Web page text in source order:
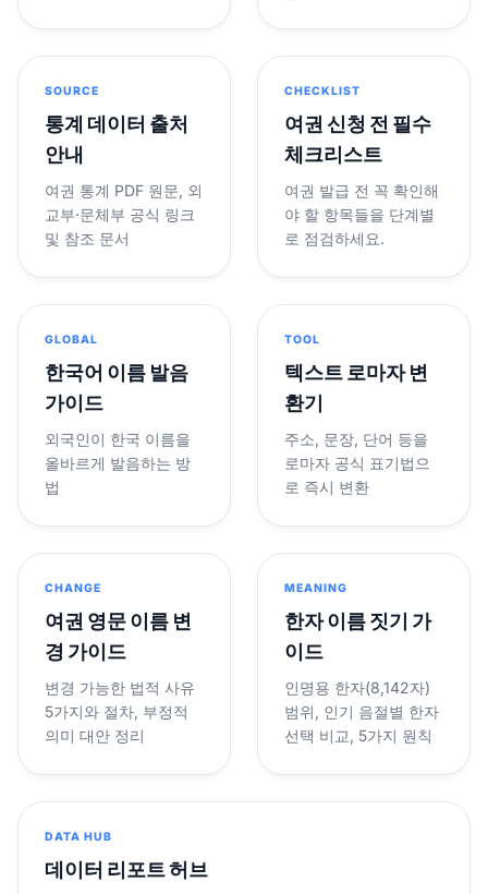
SOURCE
통계 데이터 출처
안내
여권 통계 PDF 원문, 외
교부·문체부 공식 링크
및 참조 문서
CHECKLIST
여권 신청 전 필수
체크리스트
여권 발급 전 꼭 확인해
야 할 항목들을 단계별
로 점검하세요.
GLOBAL
한국어 이름 발음
가이드
외국인이 한국 이름을
올바르게 발음하는 방
법
TOOL
텍스트 로마자 변
환기
주소, 문장, 단어 등을
로마자 공식 표기법으
로 즉시 변환
CHANGE
여권 영문 이름 변
경 가이드
변경 가능한 법적 사유
5가지와 절차, 부정적
의미 대안 정리
MEANING
한자 이름 짓기 가
이드
인명용 한자(8,142자)
범위, 인기 음절별 한자
선택 비교, 5가지 원칙
DATA HUB
데이터 리포트 허브